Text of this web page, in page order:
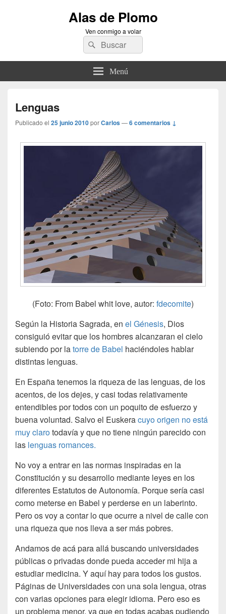
Alas de Plomo
Ven conmigo a volar
Buscar
por:
Buscar
Menú
Lenguas
Publicado el 25 junio 2010porCarlos—6 comentarios ↓
(Foto: From Babel whit love, autor: fdecomite)
Según la Historia Sagrada, en el Génesis, Dios
consiguió evitar que los hombres alcanzaran el cielo
subiendo por latorre de Babel haciéndoles hablar
distintas lenguas.
En España tenemos la riqueza de las lenguas, de los
acentos, de los dejes, y casi todas relativamente
entendibles por todos con un poquito de esfuerzo y
buena voluntad. Salvo el Euskeracuyo origen no está
muy clarotodavía y que no tiene ningún parecido con
las lenguas romances.
No voy a entrar en las normas inspiradas en la
Constitución y su desarrollo mediante leyes en los
diferentes Estatutos de Autonomía. Porque sería casi
como meterse en Babel y perderse en un laberinto.
Pero os voy a contar lo que ocurre a nivel de calle con
una riqueza que nos lleva a ser más pobres.
Andamos de acá para allá buscando universidades
públicas o privadas donde pueda acceder mi hija a
estudiar medicina. Y aquí hay para todos los gustos.
Páginas de Universidades con una sola lengua, otras
con varias opciones para elegir idioma. Pero eso es
un problema menor, ya que en todas acabas pudiendo